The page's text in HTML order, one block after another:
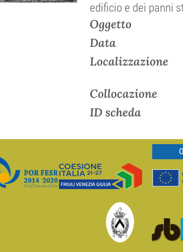
edificio e dei panni
Oggetto
Data
Localizzazione
Collocazione
ID scheda